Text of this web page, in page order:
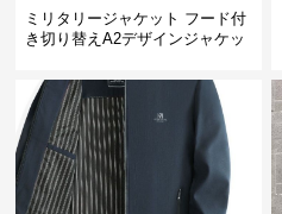
ミリタリージャケット フード付
き切り替えA2デザインジャケッ